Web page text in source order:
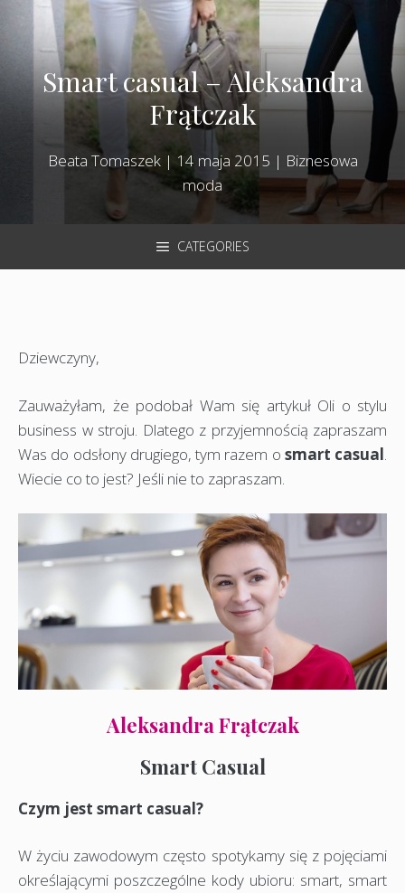
Smart casual – Aleksandra
Frątczak
Beata Tomaszek| 14 maja 2015 | Biznesowa
moda
CATEGORIES
Dziewczyny,
Zauważyłam, że podobał Wam się artykuł Oli o stylu
business w stroju. Dlatego z przyjemnością zapraszam
Was do odsłony drugiego, tym razem o smart casual
Wiecie co to jest? Jeśli nie to zapraszam.
Aleksandra Frątczak
Smart Casual
Czym jest smart casual?
W życiu zawodowym często spotykamy się z pojęciami
określającymi poszczególne kody ubioru: smart, smart